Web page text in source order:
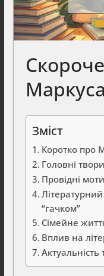
Зміст
Коротко про
Головні
Провідні
“гачком”
Сімейне
Вплив на
Актуальність